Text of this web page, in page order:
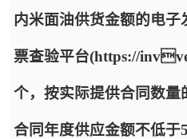
内米面油供货金额的电
票查验平台(https://
个，按实际提供合同数
合同年度供应金额不低